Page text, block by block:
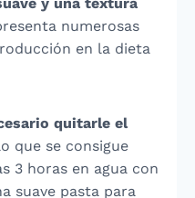
numerosas
en la dieta
quitarle el
que se consigue
3 horas en agua con
suave pasta para